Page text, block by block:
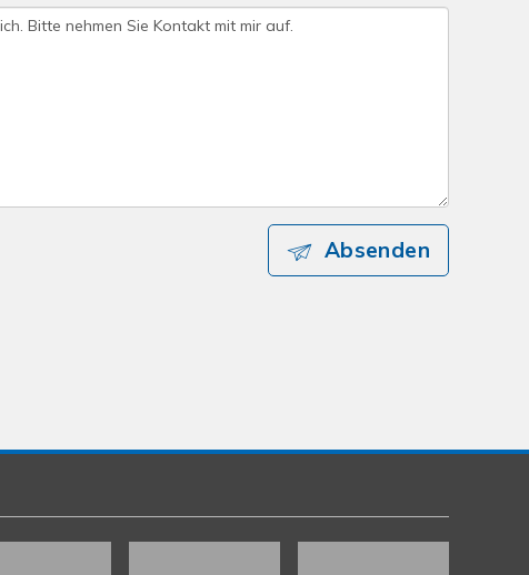
Absenden